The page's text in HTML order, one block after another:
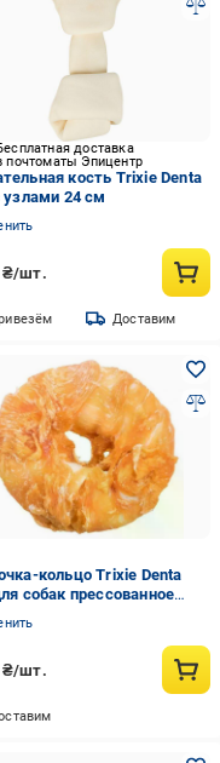
доставка
почтоматы Эпицентр
кость Trixie Denta
узлами 24 см
₴/шт.
Доставим
кольцо Trixie Denta
собак прессованное
из натуральной
г 10 см
₴/шт.